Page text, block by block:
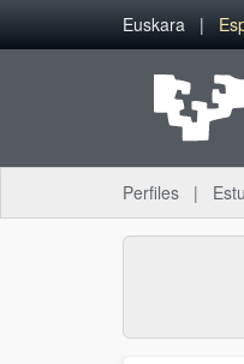
Saltar al contenido principal
Euskara
Perfiles